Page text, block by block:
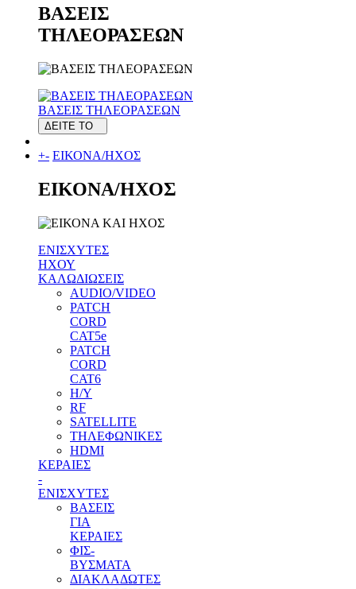
ΒΑΣΕΙΣ
ΤΗΛΕΟΡΑΣΕΩΝ
ΒΑΣΕΙΣ ΤΗΛΕΟΡΑΣΕΩΝ
ΔΕΙΤΕ ΤΟ
+- ΕΙΚΟΝΑ/ΗΧΟΣ
ΕΙΚΟΝΑ/ΗΧΟΣ
ΕΝΙΣΧΥΤΕΣ
ΗΧΟΥ
ΚΑΛΩΔΙΩΣΕΙΣ
AUDIO/VIDEO
PATCH
CORD
CAT5e
PATCH
CORD
CAT6
H/Y
RF
SATELLITE
ΤΗΛΕΦΩΝΙΚΕΣ
HDMI
ΚΕΡΑΙΕΣ
-
ENΙΣΧΥΤΕΣ
ΒΑΣΕΙΣ
ΓΙΑ
ΚΕΡΑΙΕΣ
ΦΙΣ-
ΒΥΣΜΑΤΑ
ΔΙΑΚΛΑΔΩΤΕΣ